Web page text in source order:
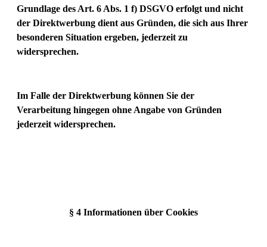
Grundlage des Art. 6 Abs. 1 f) DSGVO erfolgt und nicht
der Direktwerbung dient aus Gründen, die sich aus Ihrer
besonderen Situation ergeben, jederzeit zu
widersprechen.
Im Falle der Direktwerbung können Sie der
Verarbeitung hingegen ohne Angabe von Gründen
jederzeit widersprechen.
§ 4 Informationen über Cookies